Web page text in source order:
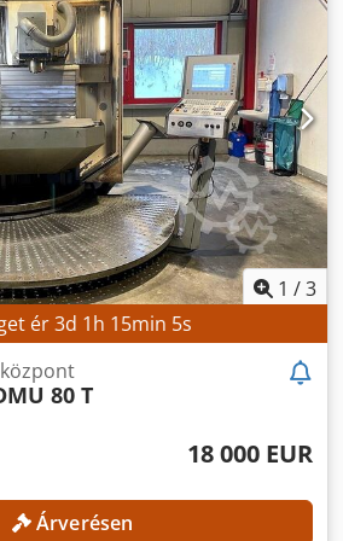
X tengely mozgástartománya: 630
560 mm Z tengely
mm Szerszámtár kapacitása: 24
C tengely forgási tartománya: 360°
600 x 1000 mm Asztal átmérője:
terhelhetősége: 350 kg Asztal
száma: 8 / 1 T-hornyok szélessége:
tengelytávolsága: 63 mm GÉP
5 (3+2) FELSZERELTSÉG NC
(B tengely) NC forgóasztal,
(C tengely)
1 /3
ér3d 1h 15min 3s
80 T
18 000 EUR
Árverésen